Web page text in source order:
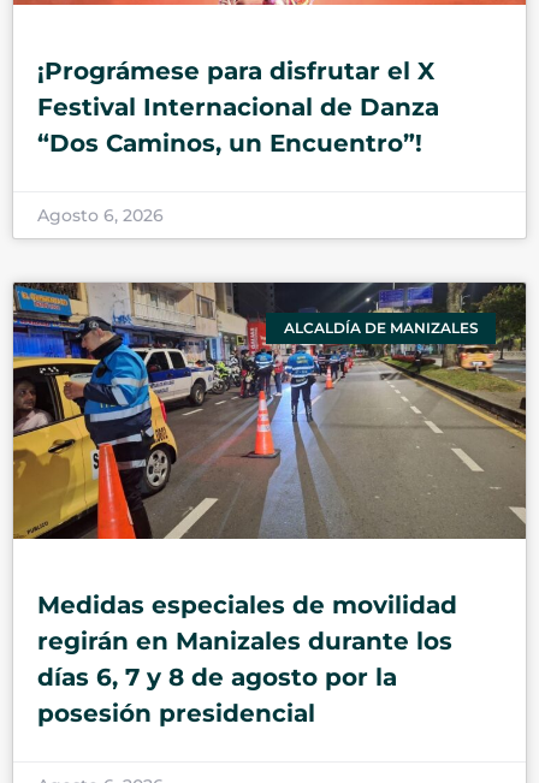
¡Prográmese para disfrutar el X
Festival Internacional de Danza
“Dos Caminos, un Encuentro”!
Agosto 6, 2026
ALCALDÍA DE MANIZALES
Medidas especiales de movilidad
regirán en Manizales durante los
días 6, 7 y 8 de agosto por la
posesión presidencial